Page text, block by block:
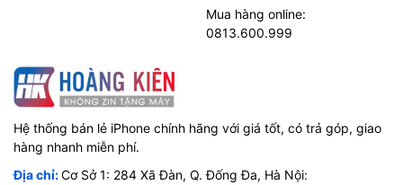
Mua hàng online:
0813.600.999
Hệ thống bán lẻ iPhone chính hãng với giá tốt, có trả góp, giao
hàng nhanh miễn phí.
Địa chỉ:Cơ Sở 1: 284 Xã Đàn, Q. Đống Đa, Hà Nội: